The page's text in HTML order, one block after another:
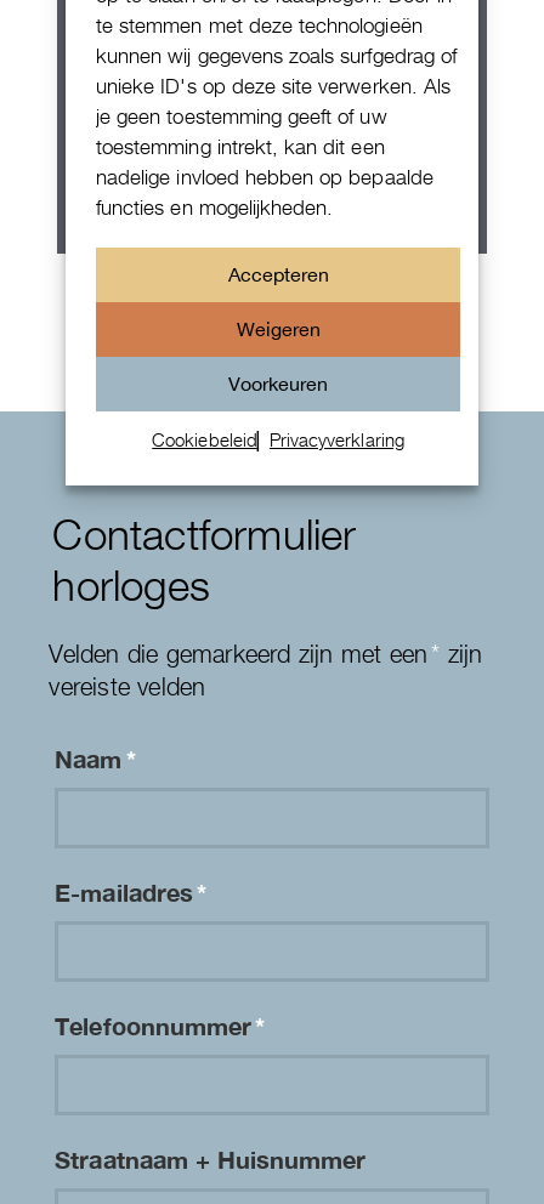
te stemmen met deze technologieën
kunnen wij gegevens zoals surfgedrag of
unieke ID's op deze site verwerken. Als
je geen toestemming geeft of uw
toestemming intrekt, kan dit een
nadelige invloed hebben op bepaalde
functies en mogelijkheden.
Accepteren
Weigeren
Voorkeuren
Cookiebeleid Privacyverklaring
Rolex Oyster Perpetual 36
Contactformulier
horloges
Velden die gemarkeerd zijn met een* zijn
vereiste velden
Naam*
E-mailadres*
Telefoonnummer*
Straatnaam + Huisnummer